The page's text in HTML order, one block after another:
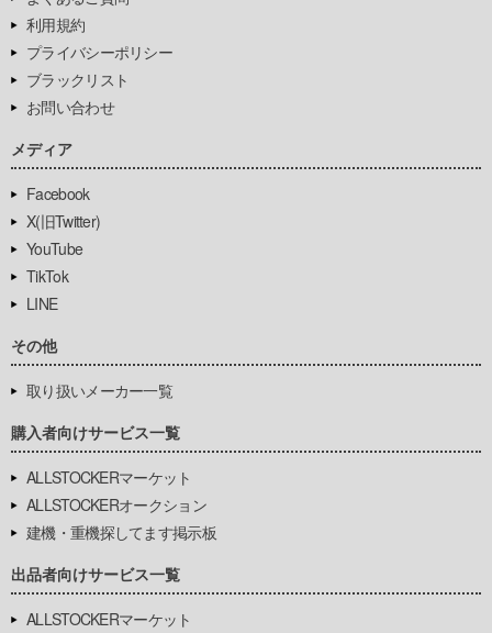
利用規約
プライバシーポリシー
ブラックリスト
お問い合わせ
メディア
Facebook
X(旧Twitter)
YouTube
TikTok
LINE
その他
取り扱いメーカー一覧
購入者向けサービス一覧
ALLSTOCKERマーケット
ALLSTOCKERオークション
建機・重機探してます掲示板
出品者向けサービス一覧
ALLSTOCKERマーケット